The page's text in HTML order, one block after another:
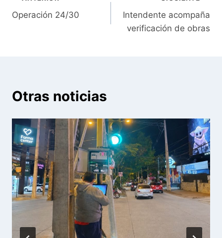
de
Operación 24/30
Intendente acompaña
verificación de obras
Otras noticias